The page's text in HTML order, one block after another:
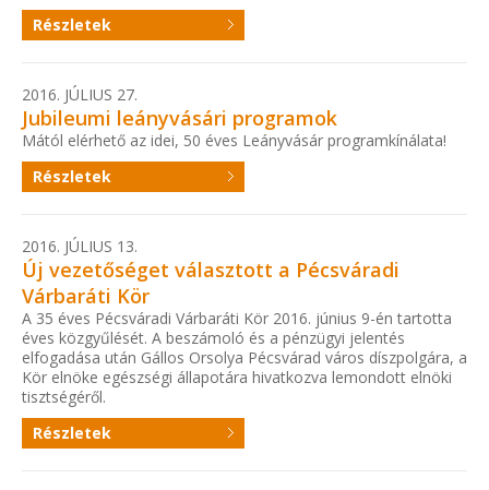
Részletek
2016. JÚLIUS 27.
Jubileumi leányvásári programok
Mától elérhető az idei, 50 éves Leányvásár programkínálata!
Részletek
2016. JÚLIUS 13.
Új vezetőséget választott a Pécsváradi
Várbaráti Kör
A 35 éves Pécsváradi Várbaráti Kör 2016. június 9-én tartotta
éves közgyűlését. A beszámoló és a pénzügyi jelentés
elfogadása után Gállos Orsolya Pécsvárad város díszpolgára, a
Kör elnöke egészségi állapotára hivatkozva lemondott elnöki
tisztségéről.
Részletek